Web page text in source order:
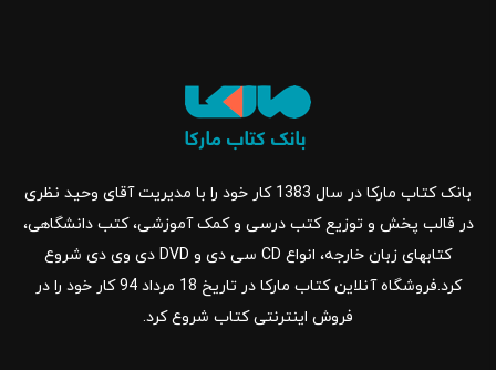
بانک کتاب مارکا در سال 1383 کار خود را با مدیریت آقای وحید نظری
در قالب پخش و توزیع کتب درسی و کمک آموزشی، کتب دانشگاهی،
کتابهای زبان خارجه، انواع CD سی دی و DVD دی وی دی شروع
کرد.فروشگاه آنلاین کتاب مارکا در تاریخ 18 مرداد 94 کار خود را در
فروش اینترنتی کتاب شروع کرد.